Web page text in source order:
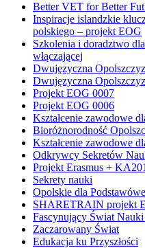
Better VET for Better
Inspiracje islandzkie
polskiego – projekt EOG
Szkolenia i doradztwo
włączającej
Dwujęzyczna
Dwujęzyczna
Projekt EOG 0007
Projekt EOG 0006
Kształcenie zawodowe
Bioróżnorodność
Kształcenie zawodowe
Odkrywcy Sekretów
Projekt Erasmus + KA201
Sekrety nauki
Opolskie dla
SHARETRAIN projekt
Fascynujący Świat
Zaczarowany Świat
Edukacja ku Przyszłości